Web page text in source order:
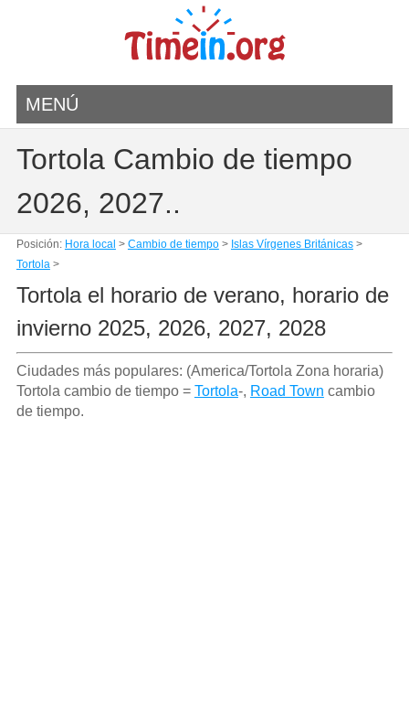
MENÚ
Tortola Cambio de tiempo
2026, 2027..
Posición: Hora local > Cambio de tiempo> Islas Vírgenes Británicas>
Tortola>
Tortola el horario de verano, horario de
invierno 2025, 2026, 2027, 2028
Ciudades más populares: (America/Tortola Zona horaria)
Tortola cambio de tiempo = Tortola-, Road Town cambio
de tiempo.